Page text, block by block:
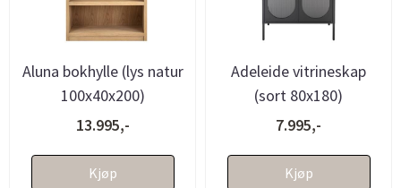
Aluna bokhylle (lys natur
100x40x200)
13.995,-
Kjøp
Adeleide vitrineskap
(sort 80x180)
7.995,-
Kjøp